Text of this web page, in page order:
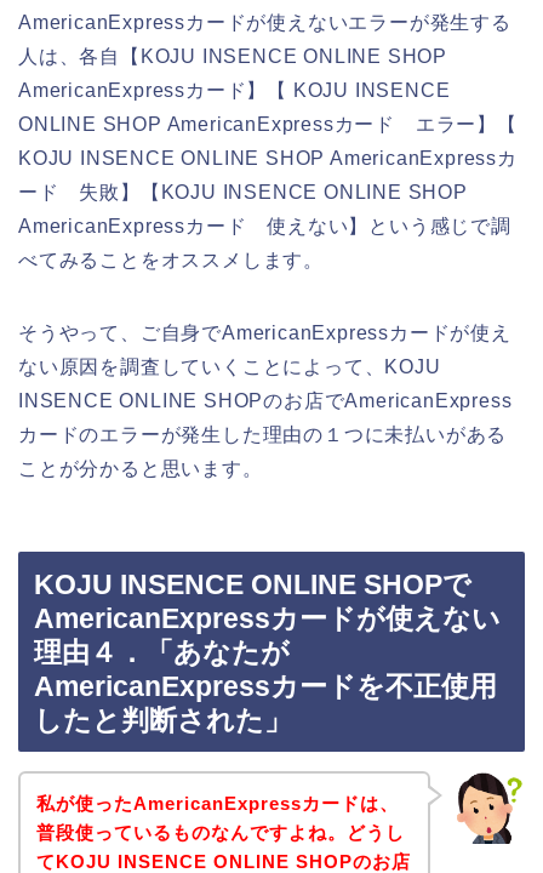
AmericanExpressカードが使えないエラーが発生する
人は、各自【KOJU INSENCE ONLINE SHOP
AmericanExpressカード】【 KOJU INSENCE
ONLINE SHOP AmericanExpressカード エラー】【
KOJU INSENCE ONLINE SHOP AmericanExpressカ
ード 失敗】【KOJU INSENCE ONLINE SHOP
AmericanExpressカード 使えない】という感じで調
べてみることをオススメします。
そうやって、ご自身でAmericanExpressカードが使え
ない原因を調査していくことによって、KOJU
INSENCE ONLINE SHOPのお店でAmericanExpress
カードのエラーが発生した理由の１つに未払いがある
ことが分かると思います。
KOJU INSENCE ONLINE SHOPで
AmericanExpressカードが使えない
理由４．「あなたが
AmericanExpressカードを不正使用
したと判断された」
私が使ったAmericanExpressカードは、
普段使っているものなんですよね。どうし
てKOJU INSENCE ONLINE SHOPのお店